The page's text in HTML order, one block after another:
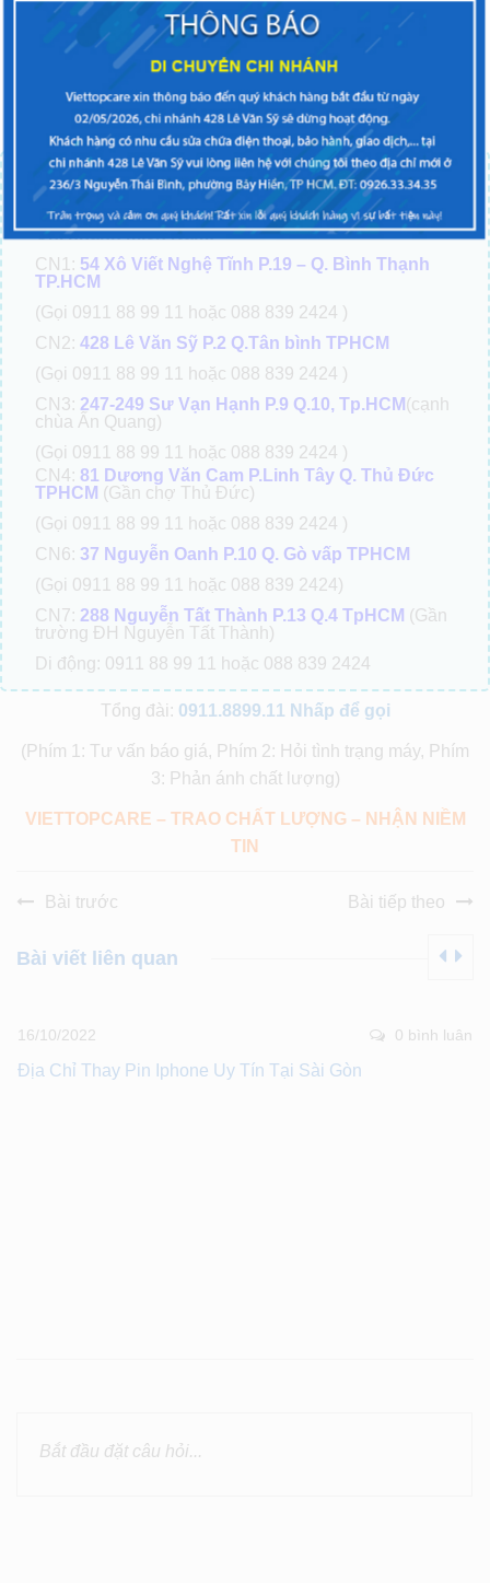
Oppo F1s không đổ chuông
ĐIỆN THOẠI BẠN GẶP VẤN ĐỀ? LIÊN HỆ NGAY!
TRUNG TÂM SỬA CHỮA ĐIỆN THOẠI VIETTOPCARE
Chi nhánh miền Bắc:
CN5:
123C Thụy Khuê, Tây Hồ, Hà Nội
Chi nhánh miền Nam:
CN1: 54 Xô Viết Nghệ Tĩnh P.19 – Q. Bình Thạnh
TP.HCM
(Gọi 0911 88 99 11 hoặc 088 839 2424 )
CN2: 428 Lê Văn Sỹ P.2 Q.Tân bình TPHCM
(Gọi 0911 88 99 11 hoặc 088 839 2424 )
CN3: 247-249 Sư Vạn Hạnh P.9 Q.10, Tp.HCM (cạnh
chùa Ấn Quang)
(Gọi 0911 88 99 11 hoặc 088 839 2424 )
CN4: 81 Dương Văn Cam P.Linh Tây Q. Thủ Đức
TPHCM (Gần chợ Thủ Đức)
(Gọi 0911 88 99 11 hoặc 088 839 2424 )
CN6: 37 Nguyễn Oanh P.10 Q. Gò vấp TPHCM
(Gọi 0911 88 99 11 hoặc 088 839 2424)
CN7: 288 Nguyễn Tất Thành P.13 Q.4 TpHCM (Gần
trường ĐH Nguyễn Tất Thành)
Di động: 0911 88 99 11 hoặc 088 839 2424
Tổng đài: 0911.8899.11 Nhấp để gọi
(Phím 1: Tư vấn báo giá, Phím 2: Hỏi tình trạng máy, Phím
3: Phản ánh chất lượng)
VIETTOPCARE – TRAO CHẤT LƯỢNG – NHẬN NIỀM
TIN
Bài trước Bài tiếp theo
Bài viết liên quan
16/10/2022 0 bình luân
Địa Chỉ Thay Pin Iphone Uy Tín Tại Sài Gòn